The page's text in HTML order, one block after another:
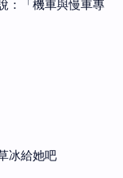
：「機車與慢車專
冰給她吧